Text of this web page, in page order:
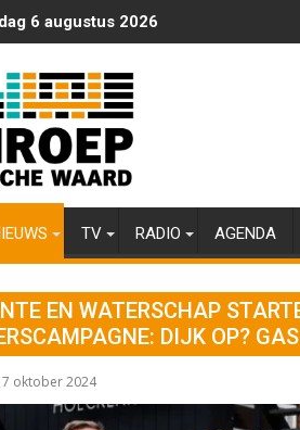
6 augustus 2026
TV RADIO AGENDA
EN WATERSCHAP
DIJK OP?
oktober 2024